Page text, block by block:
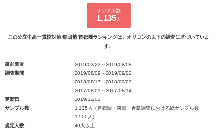
サンプル数
1,135人
この公立中高一貫校対策 集団塾 首都圏ランキングは、オリコンの以下の調査に基づいていま
す。
事前調査
2019/03/22～2019/08/08
調査期間
2019/08/09～2019/09/02
2018/08/17～2018/09/03
2017/08/01～2017/08/14
更新日
2019/12/02
サンプル数
1,135人（首都圏・東海・近畿調査における総サンプル数
1,500人）
規定人数
40人以上